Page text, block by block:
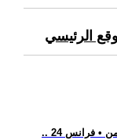
الرئيسي